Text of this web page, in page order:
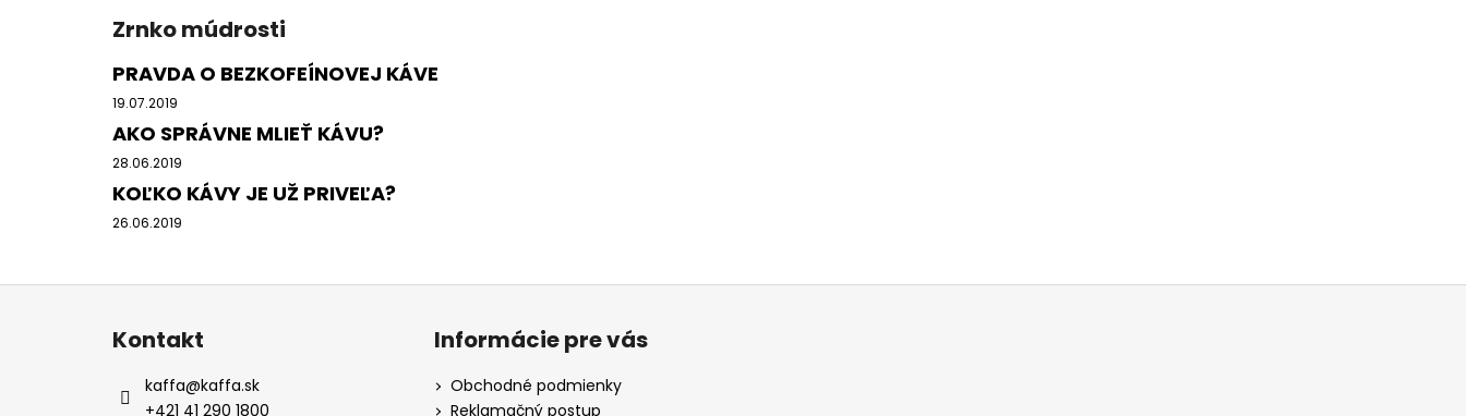
Zrnko múdrosti
PRAVDA O BEZKOFEÍNOVEJ KÁVE
19.07.2019
AKO SPRÁVNE MLIEŤ KÁVU?
28.06.2019
KOĽKO KÁVY JE UŽ PRIVEĽA?
26.06.2019
Kontakt
kaffa@kaffa.sk
+421 41 290 1800
Informácie pre vás
Obchodné podmienky
Reklamačný postup